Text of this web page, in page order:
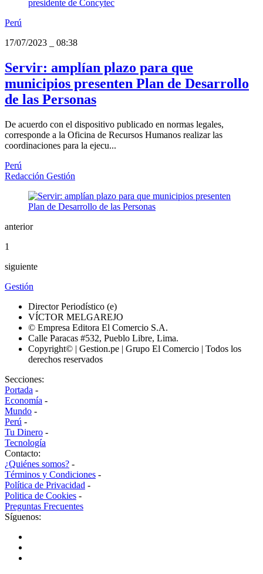
Perú
17/07/2023
08:38
Servir: amplían plazo para que
municipios presenten Plan de Desarrollo
de las Personas
De acuerdo con el dispositivo publicado en normas legales,
corresponde a la Oficina de Recursos Humanos realizar las
coordinaciones para la ejecu...
Perú
Redacción Gestión
anterior
1
siguiente
Gestión
Director Periodístico (e)
VÍCTOR MELGAREJO
© Empresa Editora El Comercio S.A.
Calle Paracas #532, Pueblo Libre, Lima.
Copyright© | Gestion.pe | Grupo El Comercio | Todos los
derechos reservados
Secciones:
Portada -
Economía -
Mundo -
Perú -
Tu Dinero -
Tecnología
Contacto:
¿Quiénes somos? -
Términos y Condiciones -
Política de Privacidad -
Politica de Cookies -
Preguntas Frecuentes
Síguenos: